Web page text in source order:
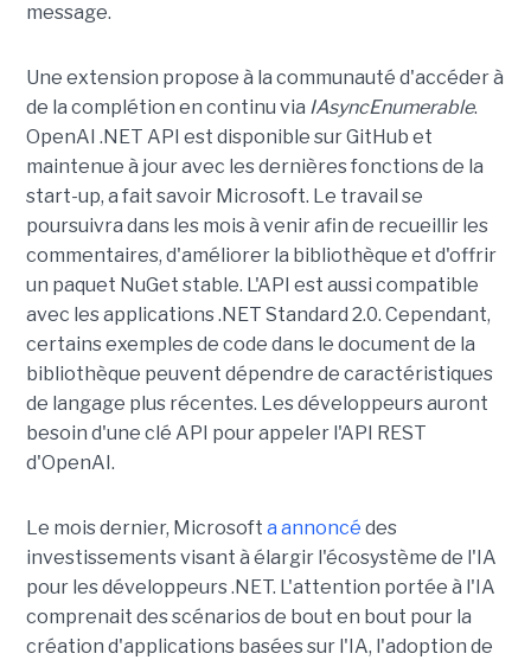
message.
Une extension propose à la communauté d'accéder à
de la complétion en continu via IAsyncEnumerable.
OpenAI .NET API est disponible sur GitHub et
maintenue à jour avec les dernières fonctions de la
start-up, a fait savoir Microsoft. Le travail se
poursuivra dans les mois à venir afin de recueillir les
commentaires, d'améliorer la bibliothèque et d'offrir
un paquet NuGet stable. L'API est aussi compatible
avec les applications .NET Standard 2.0. Cependant,
certains exemples de code dans le document de la
bibliothèque peuvent dépendre de caractéristiques
de langage plus récentes. Les développeurs auront
besoin d'une clé API pour appeler l'API REST
d'OpenAI.
Le mois dernier, Microsoft a annoncé des
investissements visant à élargir l'écosystème de l'IA
pour les développeurs .NET. L'attention portée à l'IA
comprenait des scénarios de bout en bout pour la
création d'applications basées sur l'IA, l'adoption de